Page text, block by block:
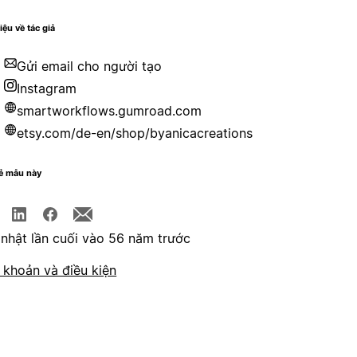
về tác giả
Gửi email cho người tạo
Instagram
smartworkflows.gumroad.com
etsy.com/de-en/shop/byanicacreations
mẫu này
lần cuối vào 56 năm trước
và điều kiện